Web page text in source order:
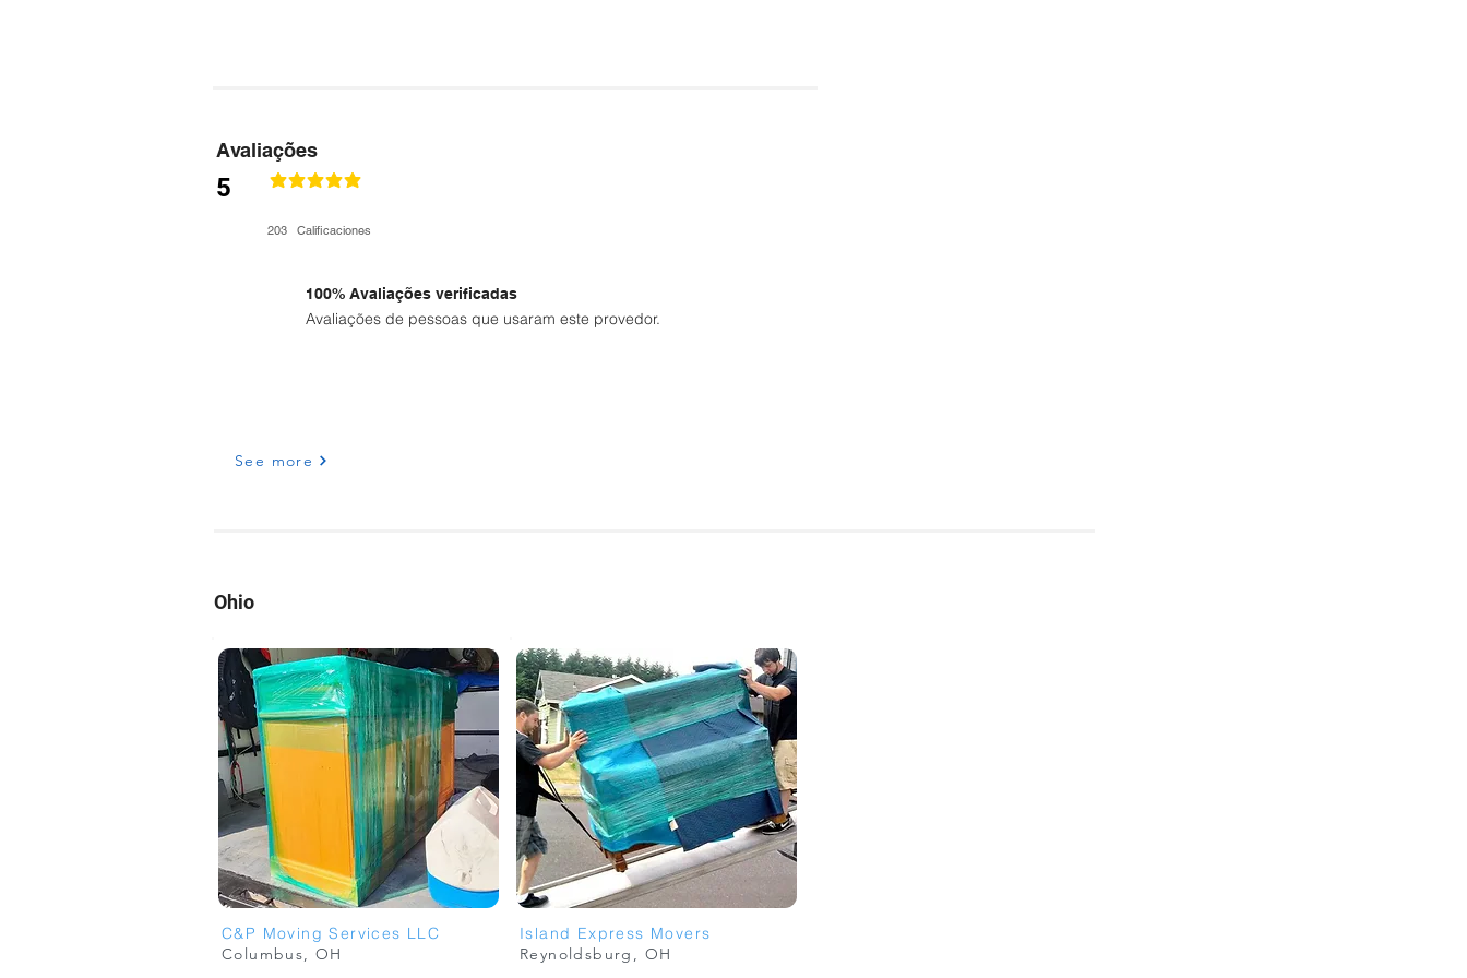
Avaliações
5 la calificación promedio es 4.8 de 5
203 Calificaciones
100% Avaliações verificadas
Avaliações de pessoas que usaram este provedor.
See more
Ohio
C&P Moving Services LLC
Columbus, OH
Island Express Movers
Reynoldsburg, OH